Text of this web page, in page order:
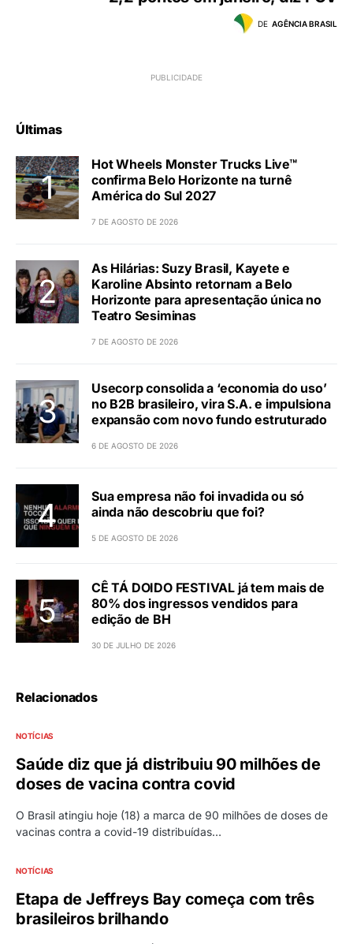
DE AGÊNCIA BRASIL
Últimas
Hot Wheels Monster Trucks Live™
confirma Belo Horizonte na turnê
América do Sul 2027
7 DE AGOSTO DE 2026
As Hilárias: Suzy Brasil, Kayete e
Karoline Absinto retornam a Belo
Horizonte para apresentação única no
Teatro Sesiminas
7 DE AGOSTO DE 2026
Usecorp consolida a ‘economia do uso’
no B2B brasileiro, vira S.A. e impulsiona
expansão com novo fundo estruturado
6 DE AGOSTO DE 2026
Sua empresa não foi invadida ou só
ainda não descobriu que foi?
5 DE AGOSTO DE 2026
CÊ TÁ DOIDO FESTIVAL já tem mais de
80% dos ingressos vendidos para
edição de BH
30 DE JULHO DE 2026
Relacionados
NOTÍCIAS
Saúde diz que já distribuiu 90 milhões de
doses de vacina contra covid
O Brasil atingiu hoje (18) a marca de 90 milhões de doses de
vacinas contra a covid-19 distribuídas…
NOTÍCIAS
Etapa de Jeffreys Bay começa com três
brasileiros brilhando